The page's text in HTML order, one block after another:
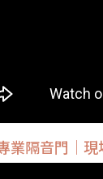
業隔音門｜